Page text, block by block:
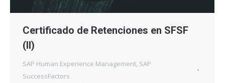
Certificado de Retenciones en SFSF
(II)
SAP Human Experience Management SAP
SuccessFactors